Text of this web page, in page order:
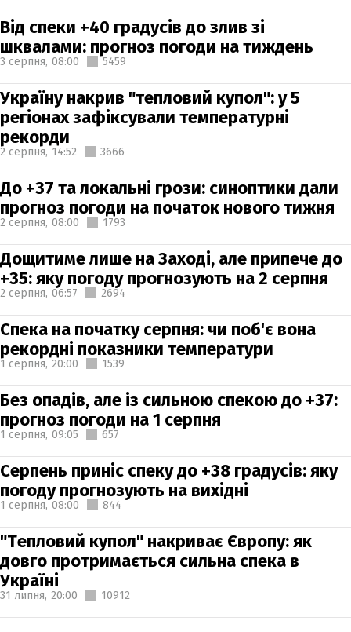
Від спеки +40 градусів до злив зі
шквалами: прогноз погоди на тиждень
3 серпня, 08:00 5459
Україну накрив "тепловий купол": у 5
регіонах зафіксували температурні
рекорди
2 серпня, 14:52 3666
До +37 та локальні грози: синоптики дали
прогноз погоди на початок нового тижня
2 серпня, 08:00 1793
Дощитиме лише на Заході, але припече до
+35: яку погоду прогнозують на 2 серпня
2 серпня, 06:57 2694
Спека на початку серпня: чи поб'є вона
рекордні показники температури
1 серпня, 20:00 1539
Без опадів, але із сильною спекою до +37:
прогноз погоди на 1 серпня
1 серпня, 09:05 657
Серпень приніс спеку до +38 градусів: яку
погоду прогнозують на вихідні
1 серпня, 08:00 844
"Тепловий купол" накриває Європу: як
довго протримається сильна спека в
Україні
31 липня, 20:00 10912